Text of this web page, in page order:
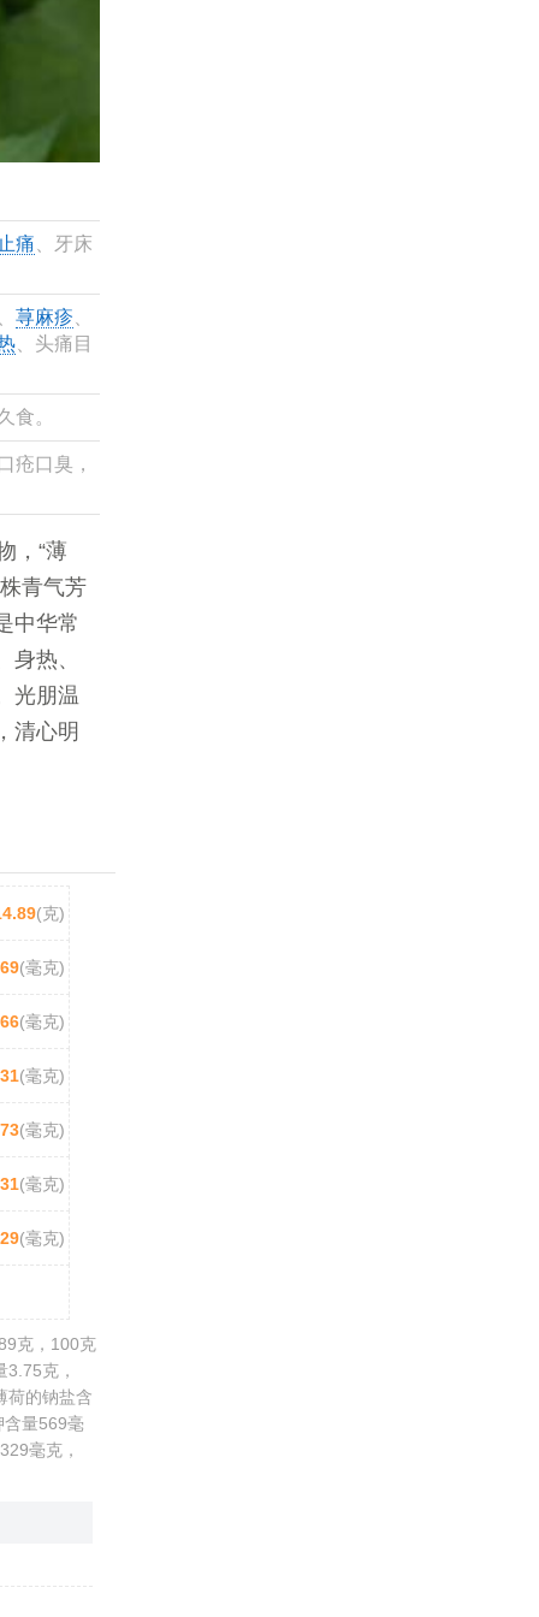
痛 、牙床
荨麻疹
、头痛目
食。
疮口臭，
，“薄
青气芳
中华常
热、
光朋温
清心明
(克)
(毫克)
(毫克)
31(毫克)
73(毫克)
31(毫克)
(毫克)
克，100克
克，
荷的钠盐含
量569毫
毫克，